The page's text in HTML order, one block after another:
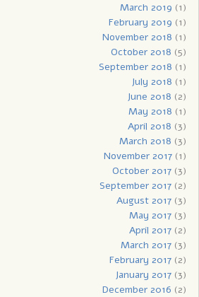
March 2019 (1)
February 2019 (1)
November 2018 (1)
October 2018 (5)
September 2018 (1)
July 2018 (1)
June 2018 (2)
May 2018 (1)
April 2018 (3)
March 2018 (3)
November 2017(1)
October 2017(3)
September 2017(2)
August 2017(3)
May 2017(3)
April 2017(2)
March 2017(3)
February 2017(2)
January 2017(3)
December 2016 (2)